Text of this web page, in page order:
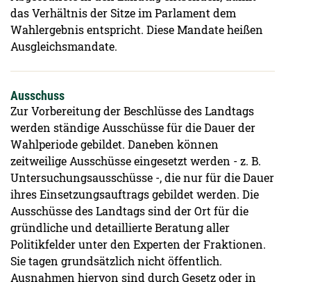
das Verhältnis der Sitze im Parlament dem
Wahlergebnis entspricht. Diese Mandate heißen
Ausgleichsmandate.
Ausschuss
Zur Vorbereitung der Beschlüsse des Landtags
werden ständige Ausschüsse für die Dauer der
Wahlperiode gebildet. Daneben können
zeitweilige Ausschüsse eingesetzt werden - z. B.
Untersuchungsausschüsse -, die nur für die Dauer
ihres Einsetzungsauftrags gebildet werden. Die
Ausschüsse des Landtags sind der Ort für die
gründliche und detaillierte Beratung aller
Politikfelder unter den Experten der Fraktionen.
Sie tagen grundsätzlich nicht öffentlich.
Ausnahmen hiervon sind durch Gesetz oder in